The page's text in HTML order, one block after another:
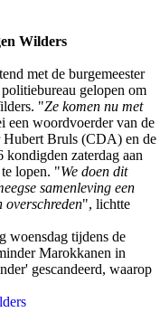
Wilders
met de burgemeester
gelopen om
"Ze komen nu met
een woordvoerder van de
Hubert Bruls (CDA) en de
zaterdag aan
lopen. "We doen dit
samenleving een
overschreden", lichtte
woensdag tijdens de
Marokkanen in
gescandeerd, waarop